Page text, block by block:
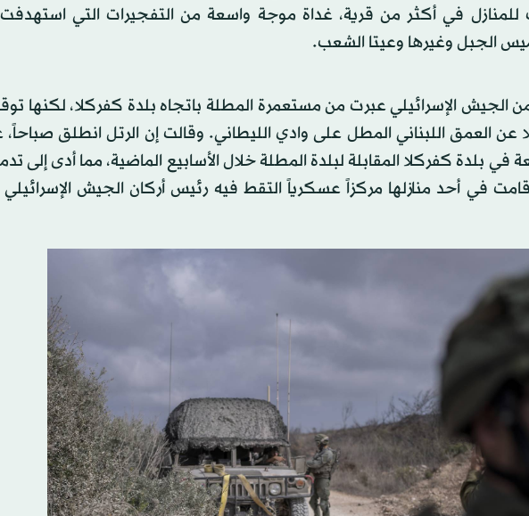
في أكثر من قرية، غداة موجة واسعة من التفجيرات التي استهدفت
الجبل وغيرها وعيتا الشعب.
إعلام محلية إن 25 آلية من الجيش الإسرائيلي عبرت من مستعمرة المطلة باتجاه بلدة كفركلا،
العمق اللبناني المطل على وادي الليطاني. وقالت إن الرتل انطلق صباحاً،
في بلدة كفركلا المقابلة لبلدة المطلة خلال الأسابيع الماضية، مما أدى إلى
في أحد منازلها مركزاً عسكرياً التقط فيه رئيس أركان الجيش الإسرائيلي